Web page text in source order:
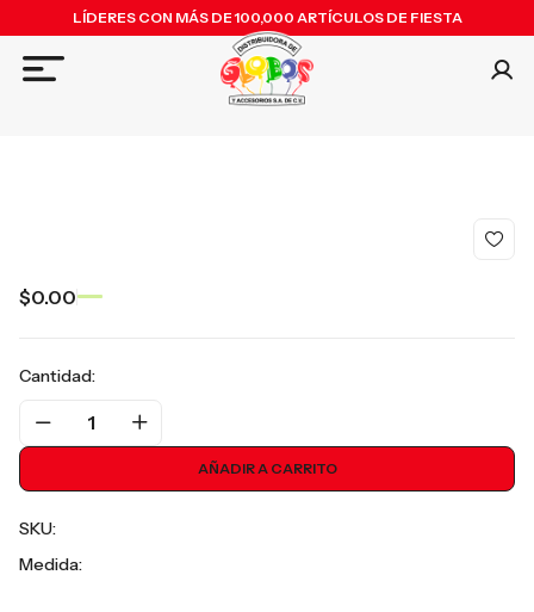
LÍDERES CON MÁS DE 100,000 ARTÍCULOS DE FIESTA
$0.00
Cantidad:
1
AÑADIR A CARRITO
SKU:
Medida: